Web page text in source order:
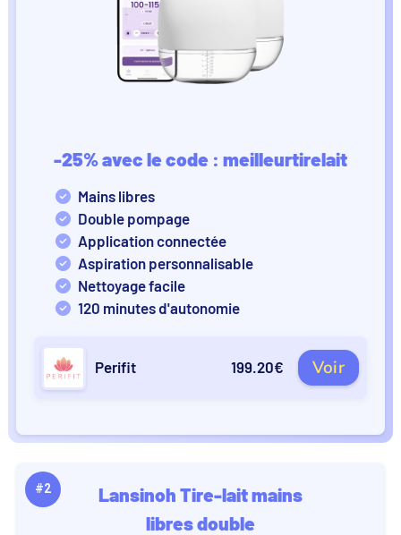
#2
Lansinoh Tire-lait mains
libres double
-25% avec le code : meilleurtirelait
Mains libres
Double pompage
Application connectée
Aspiration personnalisable
Nettoyage facile
120 minutes d'autonomie
Perifit 199.20€ Voir